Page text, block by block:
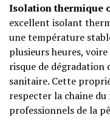
Isolation thermique
excellent isolant
une température
plusieurs heures,
risque de dégradation
sanitaire. Cette
respecter la chaine
professionnels de la